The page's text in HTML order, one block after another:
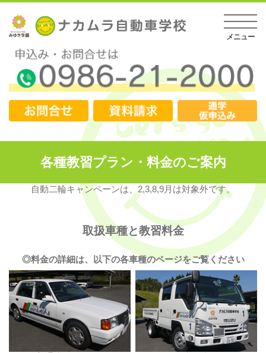
各種教習プラン・料金のご案内
自動二輪キャンペーンは、2,3,8,9月は対象外です。
取扱車種と教習料金
◎料金の詳細は、以下の各車種のページをご覧ください